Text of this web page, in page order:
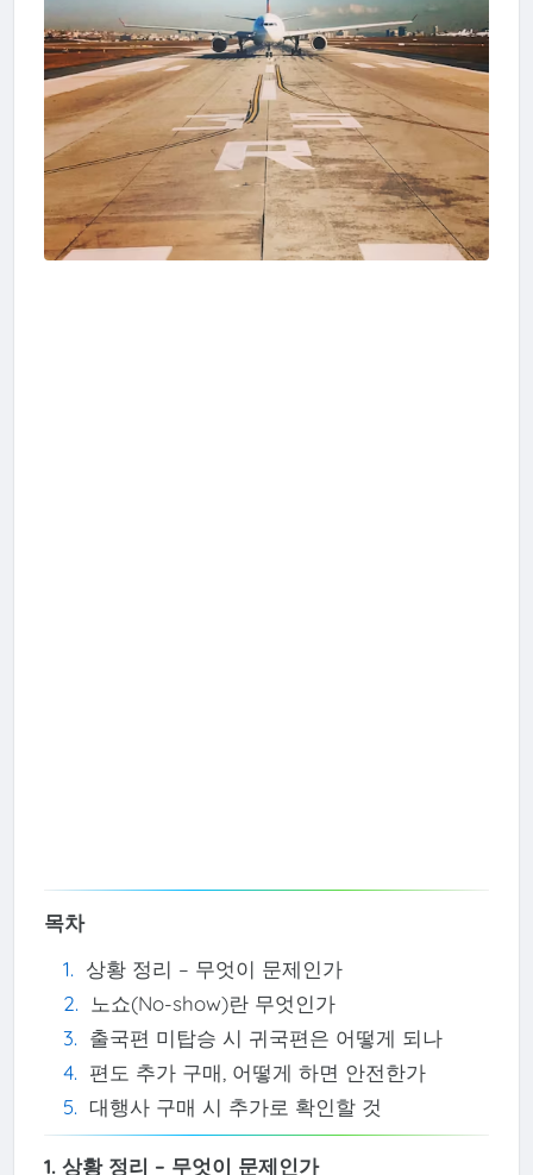
목차
상황 정리 – 무엇이 문제인가
노쇼(No-show)란 무엇인가
출국편 미탑승 시 귀국편은 어떻게 되나
편도 추가 구매, 어떻게 하면 안전한가
대행사 구매 시 추가로 확인할 것
1. 상황 정리 – 무엇이 문제인가